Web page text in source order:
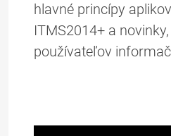
hlavné princípy
ITMS2014+ a
používateľov